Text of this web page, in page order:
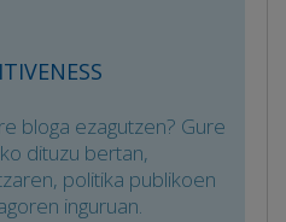
bloga ezagutzen? Gure
dituzu bertan,
politika publikoen
inguruan.